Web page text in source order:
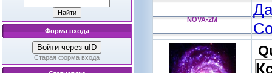
Форма входа
Войти через uID
Старая форма входа
NOVA-2M